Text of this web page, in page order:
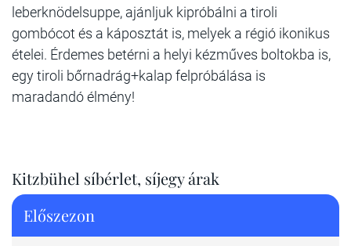
leberknödelsuppe, ajánljuk kipróbálni a tiroli
gombócot és a káposztát is, melyek a régió ikonikus
ételei. Érdemes betérni a helyi kézműves boltokba is,
egy tiroli bőrnadrág+kalap felpróbálása is
maradandó élmény!
Kitzbühel síbérlet, síjegy árak
Előszezon